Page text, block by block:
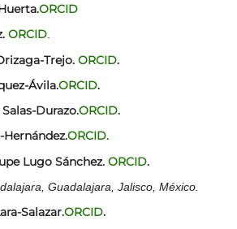
ORCID
ORCID.
Trejo. ORCID.
Ávila.ORCID.
Durazo.ORCID.
Hernández.ORCID.
Lugo Sánchez. ORCID.
Guadalajara, Jalisco, México.
Salazar.ORCID.